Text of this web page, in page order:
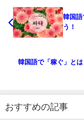
韓国語
う！
韓国語で「稼ぐ」と
おすすめの記事